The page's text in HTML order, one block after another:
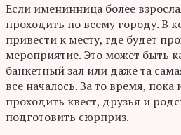
Если именинница более
проходить по всему городу. В
привести к месту, где будет
мероприятие. Это может быть
банкетный зал или даже та
все началось. За то время,
проходить квест, друзья и
подготовить сюрприз.